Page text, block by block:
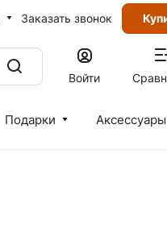
Заказать звонок
Войти
Подарки Аксессуары